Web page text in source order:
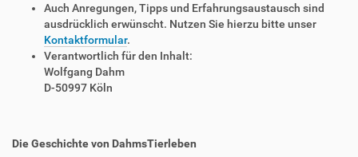
Auch Anregungen, Tipps und Erfahrungsaustausch sind
ausdrücklich erwünscht. Nutzen Sie hierzu bitte unser
Kontaktformular.
Verantwortlich für den Inhalt:
Wolfgang Dahm
D-50997 Köln
Die Geschichte von DahmsTierleben